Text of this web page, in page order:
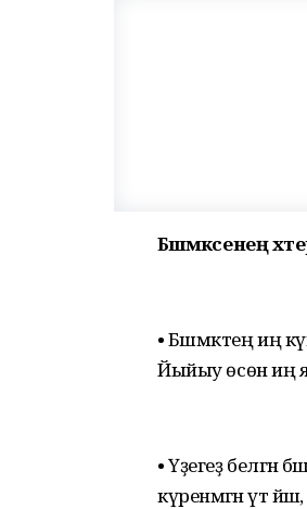
Бәшмәксенең
• Бәшмәктең иң
Йыйыу өсөн иң
• Үҙегеҙ белгән
күренмәгән үтә